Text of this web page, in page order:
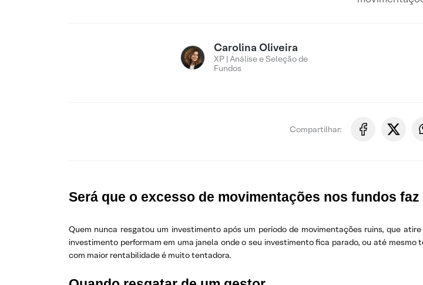
Carolina Oliveira
XP | Análise e Seleção de
Fundos
Compartilhar:
Será que o excesso de movimentações nos fundos
Quem nunca resgatou um investimento após um período de movimentações ruins, que
investimento performam em uma janela onde o seu investimento fica parado, ou até
com maior rentabilidade é muito tentadora.